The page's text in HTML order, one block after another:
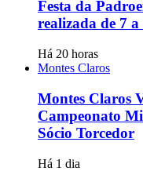
Festa da
realizada de 7
Há 20 horas
Montes Claros
Montes Claros
Campeonato
Sócio Torcedor
Há 1 dia